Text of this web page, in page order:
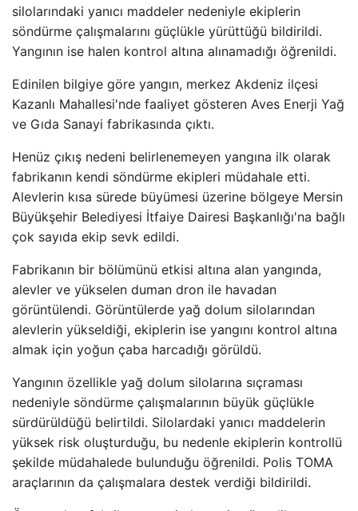
silolarındaki yanıcı maddeler nedeniyle ekiplerin
söndürme çalışmalarını güçlükle yürüttüğü bildirildi.
Yangının ise halen kontrol altına alınamadığı öğrenildi.
Edinilen bilgiye göre yangın, merkez Akdeniz ilçesi
Kazanlı Mahallesi'nde faaliyet gösteren Aves Enerji Yağ
ve Gıda Sanayi fabrikasında çıktı.
Henüz çıkış nedeni belirlenemeyen yangına ilk olarak
fabrikanın kendi söndürme ekipleri müdahale etti.
Alevlerin kısa sürede büyümesi üzerine bölgeye Mersin
Büyükşehir Belediyesi İtfaiye Dairesi Başkanlığı'na bağlı
çok sayıda ekip sevk edildi.
Fabrikanın bir bölümünü etkisi altına alan yangında,
alevler ve yükselen duman dron ile havadan
görüntülendi. Görüntülerde yağ dolum silolarından
alevlerin yükseldiği, ekiplerin ise yangını kontrol altına
almak için yoğun çaba harcadığı görüldü.
Yangının özellikle yağ dolum silolarına sıçraması
nedeniyle söndürme çalışmalarının büyük güçlükle
sürdürüldüğü belirtildi. Silolardaki yanıcı maddelerin
yüksek risk oluşturduğu, bu nedenle ekiplerin kontrollü
şekilde müdahalede bulunduğu öğrenildi. Polis TOMA
araçlarının da çalışmalara destek verdiği bildirildi.